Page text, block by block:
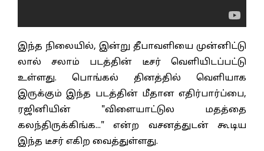
இந்த நிலையில், இன்று தீபாவளியை முன்னிட்டு
லால் சலாம் படத்தின் டீசர் வெளியிடப்பட்டு
உள்ளது. பொங்கல் தினத்தில் வெளியாக
இருக்கும் இந்த படத்தின் மீதான எதிர்பார்ப்பை,
ரஜினியின் "விளையாட்டுல மதத்தை
கலந்திருக்கிங்க..." என்ற வசனத்துடன் கூடிய
இந்த டீசர் எகிற வைத்துள்ளது.